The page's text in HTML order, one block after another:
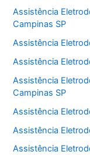
Assistência
Campinas SP
Assistência
Assistência
Assistência
Campinas SP
Assistência
Assistência
Assistência